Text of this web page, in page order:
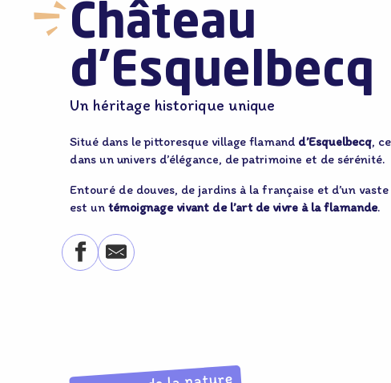
Château
d’Esquelbecq
Un héritage historique unique
Situé dans le pittoresque village flamand d’Esquelbecq,
dans un univers d’élégance, de patrimoine et de sérénité.
Entouré de douves, de jardins à la française et d’un
est un témoignage vivant de l’art de vivre à la flamande.